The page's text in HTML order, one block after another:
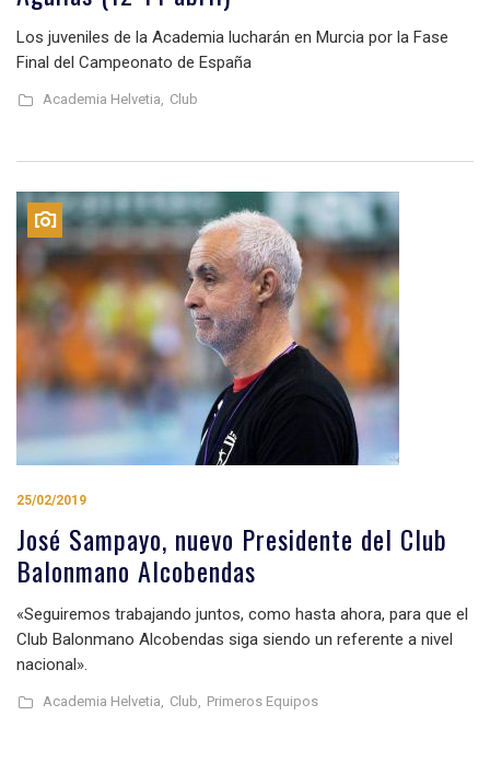
Los juveniles de la Academia lucharán en Murcia por la Fase
Final del Campeonato de España
Academia Helvetia, Club
25/02/2019
José Sampayo, nuevo Presidente del Club
Balonmano Alcobendas
«Seguiremos trabajando juntos, como hasta ahora, para que el
Club Balonmano Alcobendas siga siendo un referente a nivel
nacional».
Academia Helvetia, Club, Primeros Equipos